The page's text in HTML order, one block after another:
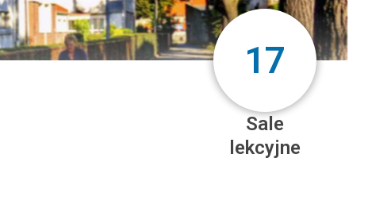
17
Sale
lekcyjne